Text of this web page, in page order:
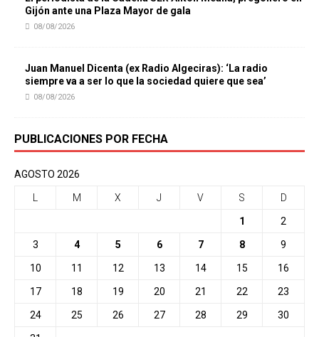
Gijón ante una Plaza Mayor de gala
08/08/2026
Juan Manuel Dicenta (ex Radio Algeciras): ‘La radio
siempre va a ser lo que la sociedad quiere que sea’
08/08/2026
PUBLICACIONES POR FECHA
AGOSTO 2026
M X J V S D
1 2
3 4 5 6 7 8 9
10 11 12 13 14 15 16
17 18 19 20 21 22 23
24 25 26 27 28 29 30